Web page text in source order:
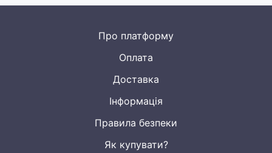
Про платформу
Оплата
Доставка
Інформація
Правила безпеки
Як купувати?